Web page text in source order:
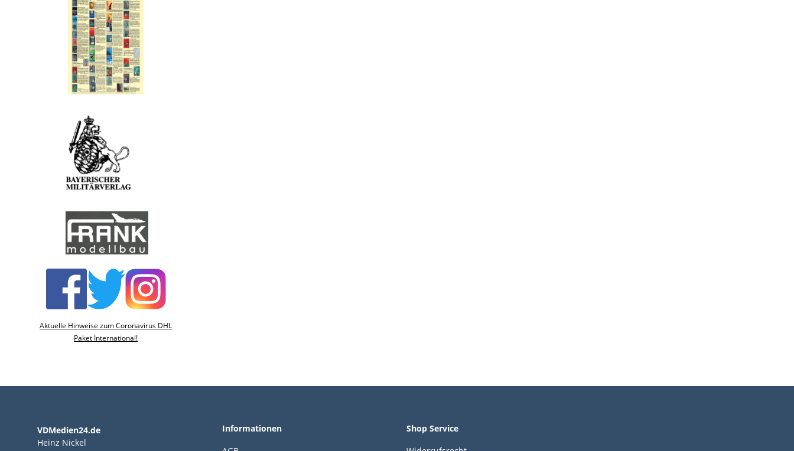
Aktuelle Hinweise zum Coronavirus DHL
Paket International!
VDMedien24.de
Heinz Nickel
Informationen Shop Service